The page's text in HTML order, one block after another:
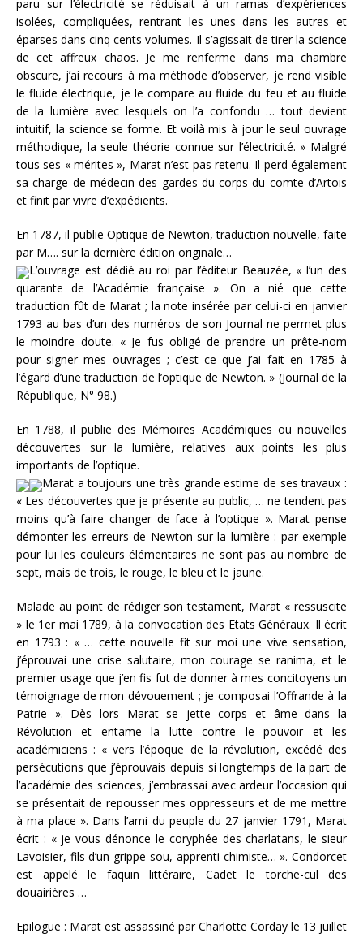
paru sur l’électricité se réduisait à un ramas d’expériences
isolées, compliquées, rentrant les unes dans les autres et
éparses dans cinq cents volumes. Il s’agissait de tirer la science
de cet affreux chaos. Je me renferme dans ma chambre
obscure, j’ai recours à ma méthode d’observer, je rend visible
le fluide électrique, je le compare au fluide du feu et au fluide
de la lumière avec lesquels on l’a confondu … tout devient
intuitif, la science se forme. Et voilà mis à jour le seul ouvrage
méthodique, la seule théorie connue sur l’électricité. » Malgré
tous ses « mérites », Marat n’est pas retenu. Il perd également
sa charge de médecin des gardes du corps du comte d’Artois
et finit par vivre d’expédients.
En 1787, il publie Optique de Newton, traduction nouvelle, faite
par M…. sur la dernière édition originale…
L’ouvrage est dédié au roi par l’éditeur Beauzée, « l’un des
quarante de l’Académie française ». On a nié que cette
traduction fût de Marat ; la note insérée par celui-ci en janvier
1793 au bas d’un des numéros de son Journal ne permet plus
le moindre doute. « Je fus obligé de prendre un prête-nom
pour signer mes ouvrages ; c’est ce que j’ai fait en 1785 à
l’égard d’une traduction de l’optique de Newton. » (Journal de la
République, N° 98.)
En 1788, il publie des Mémoires Académiques ou nouvelles
découvertes sur la lumière, relatives aux points les plus
importants de l’optique.
Marat a toujours une très grande estime de ses travaux :
« Les découvertes que je présente au public, … ne tendent pas
moins qu’à faire changer de face à l’optique ». Marat pense
démonter les erreurs de Newton sur la lumière : par exemple
pour lui les couleurs élémentaires ne sont pas au nombre de
sept, mais de trois, le rouge, le bleu et le jaune.
Malade au point de rédiger son testament, Marat « ressuscite
» le 1er mai 1789, à la convocation des Etats Généraux. Il écrit
en 1793 : « … cette nouvelle fit sur moi une vive sensation,
j’éprouvai une crise salutaire, mon courage se ranima, et le
premier usage que j’en fis fut de donner à mes concitoyens un
témoignage de mon dévouement ; je composai l’Offrande à la
Patrie ». Dès lors Marat se jette corps et âme dans la
Révolution et entame la lutte contre le pouvoir et les
académiciens : « vers l’époque de la révolution, excédé des
persécutions que j’éprouvais depuis si longtemps de la part de
l’académie des sciences, j’embrassai avec ardeur l’occasion qui
se présentait de repousser mes oppresseurs et de me mettre
à ma place ». Dans l’ami du peuple du 27 janvier 1791, Marat
écrit : « je vous dénonce le coryphée des charlatans, le sieur
Lavoisier, fils d’un grippe-sou, apprenti chimiste… ». Condorcet
est appelé le faquin littéraire, Cadet le torche-cul des
douairières …
Epilogue : Marat est assassiné par Charlotte Corday le 13 juillet